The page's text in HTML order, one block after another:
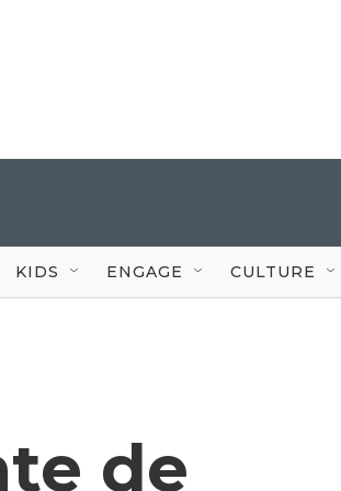
KIDS ENGAGE CULTURE
de